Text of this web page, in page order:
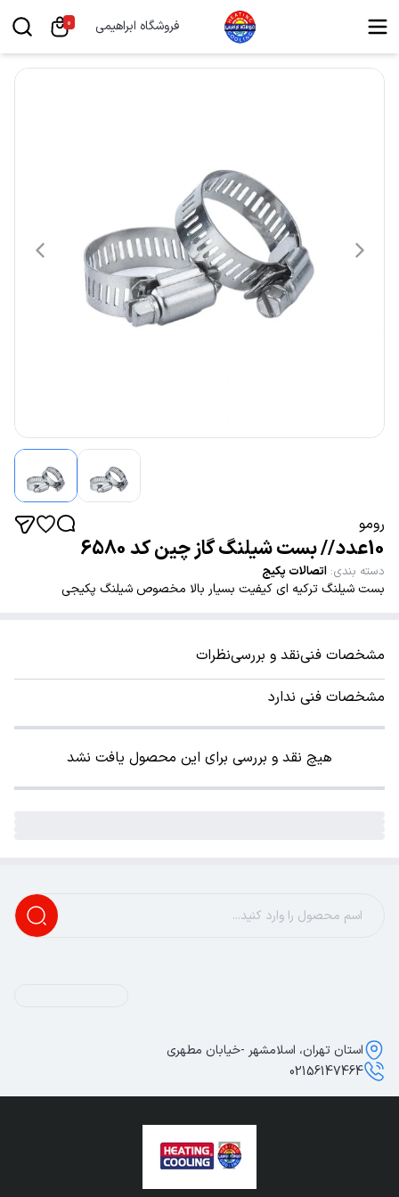
فروشگاه ابراهیمی 0
رومو
10عدد // بست شیلنگ گاز چین کد 6580
دسته بندی: اتصالات پکیج
بست شیلنگ ترکیه ای کیفیت بسیار بالا مخصوص شیلنگ پکیجی
مشخصات فنینقد و بررسینظرات
مشخصات فنی ندارد
هیچ نقد و بررسی برای این محصول یافت نشد
استان تهران، اسلامشهر -خیابان مطهری
02156147464